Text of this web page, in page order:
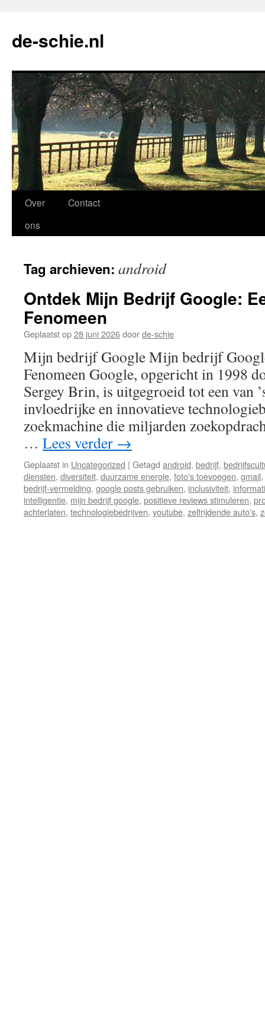
de-schie.nl
Spring
naar
inhoud
Over
ons
Contact
Tag archieven: android
Ontdek Mijn Bedrijf Google:
Fenomeen
Geplaatst op28 juni 2026doorde-schie
Mijn bedrijf Google Mijn bedrijf
Fenomeen Google, opgericht in 1998
Sergey Brin, is uitgegroeid tot een van
invloedrijke en innovatieve
zoekmachine die miljarden
… Lees verder →
Geplaatst in Uncategorized | Getagd android, bedrijf,
diensten, diversiteit, duurzame energie, foto's toevoegen, gmail,
bedrijf-vermelding, google posts gebruiken, inclusiviteit,
intelligentie, mijn bedrijf google, positieve reviews stimuleren,
achterlaten, technologiebedrijven, youtube, zelfrijdende auto's,